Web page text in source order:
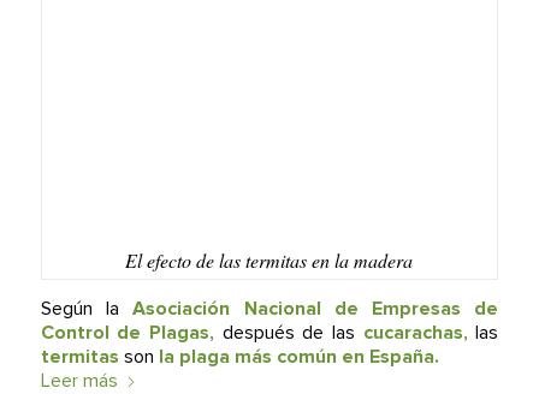
El efecto de las termitas en la madera
Según laAsociación Nacional de Empresas de
Control de Plagas, después de las cucarachas, las
termitas son la plaga más común en España.
Leer más